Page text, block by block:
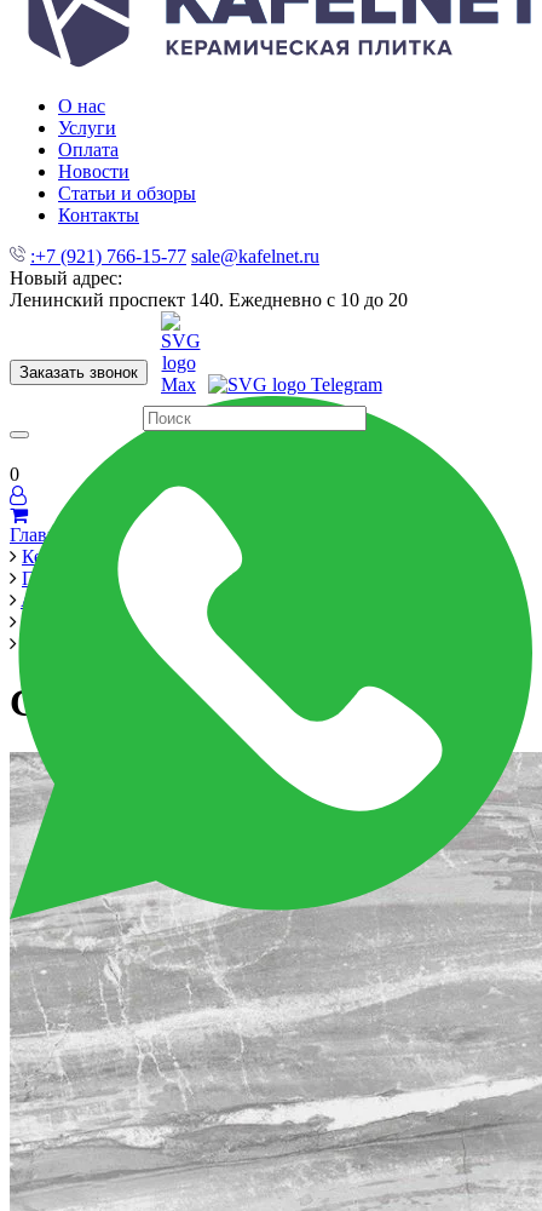
О нас
Услуги
Оплата
Новости
Статьи и обзоры
Контакты
:+7 (921) 766-15-77 sale@kafelnet.ru
Новый адрес:
Ленинский проспект 140. Ежедневно с 10 до 20
Заказать звонок
60x120 60x60 Для ванной Для кухни
0
Главная
Керамика
Производители
Alma Ceramica
Singapore 600x600
GFU04SGP77L
GFU04SGP77L